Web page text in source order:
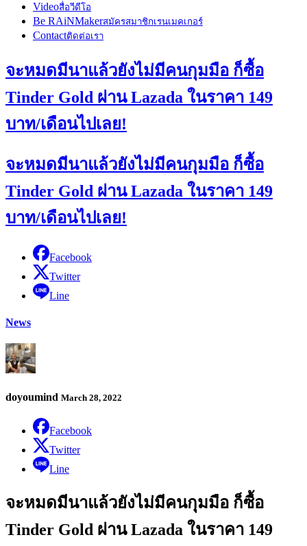
Videoสื่อวีดีโอ
Be RAiNMakerสมัครสมาชิกเรนเมคเกอร์
Contactติดต่อเรา
จะหมดมีนาแล้วยังไม่มีคนกุมมือ ก็ซื้อ
Tinder Gold ผ่าน Lazada ในราคา 149
บาท/เดือนไปเลย!
จะหมดมีนาแล้วยังไม่มีคนกุมมือ ก็ซื้อ
Tinder Gold ผ่าน Lazada ในราคา 149
บาท/เดือนไปเลย!
Facebook
Twitter
Line
News
doyoumind March 28, 2022
Facebook
Twitter
Line
จะหมดมีนาแล้วยังไม่มีคนกุมมือ ก็ซื้อ
Tinder Gold ผ่าน Lazada ในราคา 149